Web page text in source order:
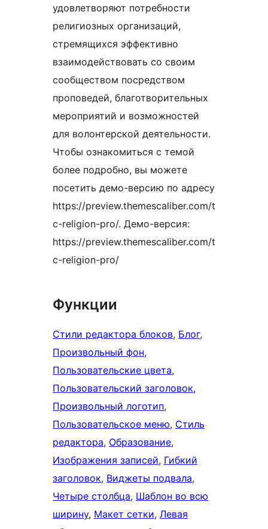
удовлетворяют потребности
религиозных организаций,
стремящихся эффективно
взаимодействовать со своим
сообществом посредством
проповедей, благотворительных
мероприятий и возможностей
для волонтерской деятельности.
Чтобы ознакомиться с темой
более подробно, вы можете
посетить демо-версию по адресу
https://preview.themescaliber.com/t
c-religion-pro/. Демо-версия:
https://preview.themescaliber.com/t
c-religion-pro/
Функции
Стили редактора блоков, Блог
Произвольный фон
Пользовательские цвета
Пользовательский заголовок
Произвольный логотип
Пользовательское меню, Стиль
редактора, Образование
Изображения записей, Гибкий
заголовок, Виджеты подвала
Четыре столбца, Шаблон во всю
ширину, Макет сетки, Левая